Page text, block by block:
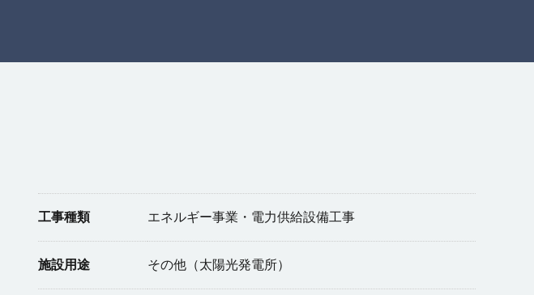
工事種類 エネルギー事業・電力供給設備工事
施設用途 その他（太陽光発電所）